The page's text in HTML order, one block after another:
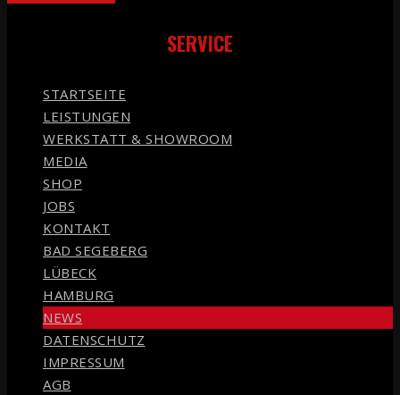
SERVICE
STARTSEITE
LEISTUNGEN
WERKSTATT & SHOWROOM
MEDIA
SHOP
JOBS
KONTAKT
BAD SEGEBERG
LÜBECK
HAMBURG
NEWS
DATENSCHUTZ
IMPRESSUM
AGB